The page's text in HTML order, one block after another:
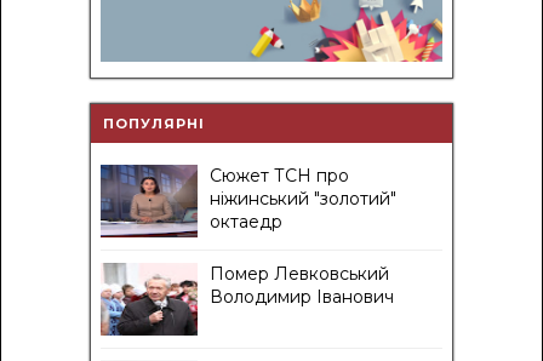
ПОПУЛЯРНІ
Сюжет ТСН про
ніжинський "золотий"
октаедр
Помер Левковський
Володимир Іванович